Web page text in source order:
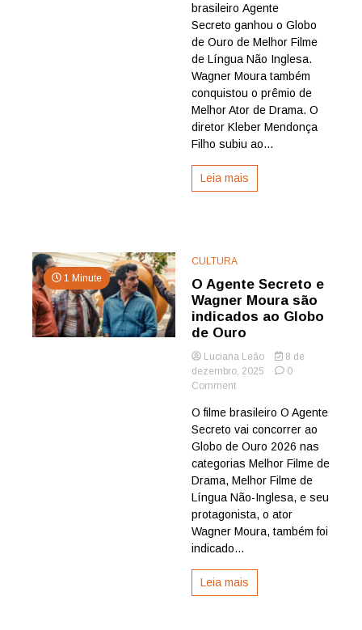
brasileiro Agente
Secreto ganhou o Globo
de Ouro de Melhor Filme
de Língua Não Inglesa.
Wagner Moura também
conquistou o prêmio de
Melhor Ator de Drama. O
diretor Kleber Mendonça
Filho subiu ao...
Leia mais
1 Minute
CULTURA
O Agente Secreto e
Wagner Moura são
indicados ao Globo
de Ouro
Luciana Leão
8 de
dezembro, 2025
0
Commenton
Agente
Secreto
e
Wagner
são
indicados
ao
Globo
O filme brasileiro O Agente
Secreto vai concorrer ao
Globo de Ouro 2026 nas
categorias Melhor Filme de
Drama, Melhor Filme de
Língua Não-Inglesa, e seu
protagonista, o ator
Wagner Moura, também foi
indicado...
Leia mais